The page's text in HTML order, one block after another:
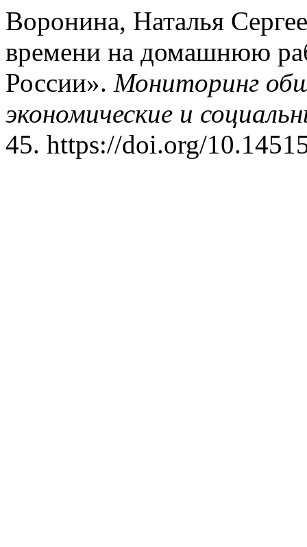
Воронина, Наталья
времени на домашнюю
России». Мониторинг
экономические и
45. https://doi.org/